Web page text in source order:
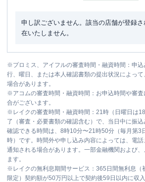
申し訳ございません。該当の店舗が登録
在いたしません。
※プロミス、アイフルの審査時間・融資時間：申
行、曜日、または本人確認書類の提出状況によっ
場合があります。
※アコムの審査時間・融資時間：お申込時間や審
合がございます。
※ レイクの審査時間・融資時間：21時（日曜日は
了（審査・必要書類の確認含む）で、当日中に振
確認できる時間は、8時10分〜21時50分（毎月第3
時）です。時間外や申し込み内容によっては、電
通知される場合があります。一部金融機関および
ます。
※ レイクの無利息期間サービス：365日間無利息（
限定）契約額が50万円以上で契約後59日以内に収